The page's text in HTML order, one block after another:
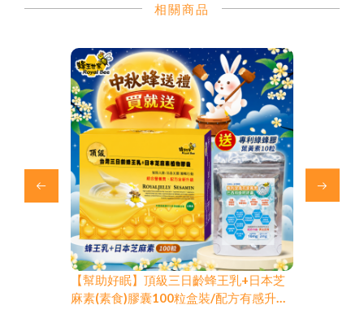
相關商品
【幫助好眠】頂級三日齡蜂王乳(素食)膠
囊100粒盒裝/最新效期2027/10